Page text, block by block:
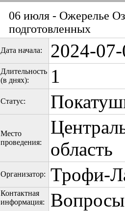
06 июля - Ожерелье
подготовленных
Дата начала: 2024-
Длительность
(в днях):
1
Статус:
Место
проведения:
область
Организатор: Трофи-
Контактная
информация: